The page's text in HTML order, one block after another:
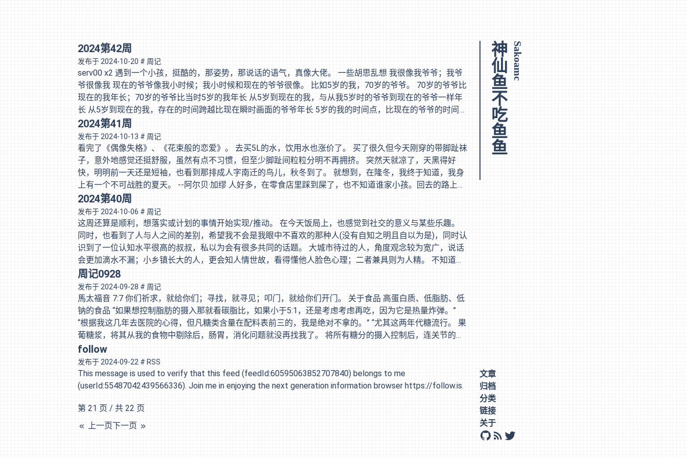
Sakoamc
神仙鱼不吃鱼鱼
文章
归档
分类
链接
关于
github
rss twitter
2024第42周
发布于 2024-10-20 # 周记
serv00 x2 遇到一个小孩，挺酷的，那姿势，那说话的语气，真像大佬。 一些胡思乱想 我很像我爷爷；我爷
爷很像我 现在的爷爷像我小时候；我小时候和现在的爷爷很像。 比如5岁的我，70岁的爷爷。 70岁的爷爷比
现在的我年长；70岁的爷爷比当时5岁的我年长 从5岁到现在的我，与从我5岁时的爷爷到现在的爷爷一样年
长 从5岁到现在的我，存在的时间跨越比现在瞬时画面的爷爷年长 5岁的我的时间点，比现在的爷爷的时间点
年长 早上看到两只狗，其中一只从我身边走过，白白的，也不叫，看着就很温顺，走在我前面，一看就是经
常运动很健康的狗狗。不喜欢大喊大叫的狗 下班后仅仅是看订阅，每天就很累了。 腐竹拉面，似乎是我没想
过的好吃的。 最近一年，在他的身上，我越来越看不到曾经我为之着迷的模样。
2024第41周
发布于 2024-10-13 # 周记
看完了《偶像失格》、《花束般的恋爱》。 去买5L的水，饮用水也涨价了。 买了很久但今天刚穿的带脚趾袜
子，意外地感觉还挺舒服，虽然有点不习惯，但至少脚趾间粒粒分明不再拥挤。 突然天就凉了，天黑得好
快，明明前一天还是短袖，也看到那排成人字南迁的鸟儿，秋冬到了。 就想到，在隆冬，我终于知道，我身
上有一个不可战胜的夏天。 --阿尔贝·加缪 人好多，在零食店里踩到屎了，也不知道谁家小孩。回去的路上，
看到一只猫走到跟前然后躺下来，一瞬间我的心化了。 在梦里我做了平日里不敢去做的事情 比如去奢侈店里
试衣服。 偶像失格：很短，也很有意思，描写的语言真的很棒。 仅仅是起床，床单就会皱起来；仅仅是活
着，人也会皱起来。和其他人说话需要绷紧 脸上的肉，身体脏了需要泡澡，指甲长长了需要剪掉。最低限度
地活着，也并非绞尽力气 就一定能做到。我总是在完成最低限度之前，意识和肉体就断联了。 失格这个词好
有意思，但我应该还没
2024第40周
发布于 2024-10-06 # 周记
这周还算是顺利，想落实或计划的事情开始实现/推动。 在今天饭局上，也感觉到社交的意义与某些乐趣。
同时，也看到了人与人之间的差别，希望我不会是我眼中不喜欢的那种人(没有自知之明且自以为是)，同时认
识到了一位认知水平很高的叔叔，私以为会有很多共同的话题。 大城市待过的人，角度观念较为宽广，说话
会更加滴水不漏；小乡镇长大的人，更会知人情世故，看得懂他人脸色心理；二者兼具则为人精。 不知道是
不是不再年轻了，开始相信原来胃真的会不舒服。 刀郎也老了啊，一开口已不再年轻。 黑胶的寿命很短暂，
人也是，不如趁年轻，多走走看看，做想做的事情，曲未终人已散该多唏嘘。 黄焖鸡米饭 今天本来想去常去
的那家吃黄焖鸡米饭，没开门，遂去了另一家没吃过的，真是一言难尽。 吃完回来的路上，又让我想到大学
食堂二楼曾经的那家，那家的鸡块，都是每天现熬的。期末复习/打完羽毛球，晚上七八点，再加份火腿，真
是绝。可惜，大四那年，突然
周记0928
发布于 2024-09-28 # 周记
馬太福音 7:7 你们祈求，就给你们；寻找，就寻见；叩门，就给你们开门。 关于食品 高蛋白质、低脂肪、低
钠的食品 “如果想控制脂肪的摄入那就看碳脂比，如果小于5:1，还是考虑考虑再吃，因为它是热量炸弹。”
“根据我这几年去医院的心得，但凡糖类含量在配料表前三的，我是绝对不拿的。” “尤其这两年代糖流行。 果
葡糖浆，将其从我的食物中剔除后，肠胃，消化问题就没再找我了。 将所有糖分的摄入控制后，连关节的问
题都有了好转。” 韩剧中对于女性性格形象的塑造，总是那么的令人欣羡 看完了《因果报应》、《坠落的审
判》、《坂本龙一：杰作》 在看《妈妈朋友的孩子》12/16 当我们都远离家乡，当我们都回到家乡，当我们
都活在父母的期盼中。 在读《超越百岁》33% 司机和理发师很少近视，或许是因为经常要看镜子(也许照镜
子的时候几乎不会看电子产品，毕竟一个人无法同时做好两件事)，或许只是因为理发和驾驶的时候无法时刻
follow
发布于 2024-09-22 # RSS
This message is used to verify that this feed (feedId:60595063852707840) belongs to me
(userId:55487042439566336). Join me in enjoying the next generation information browser https://follow.is.
第 21 页 / 共 22 页
上一页下一页